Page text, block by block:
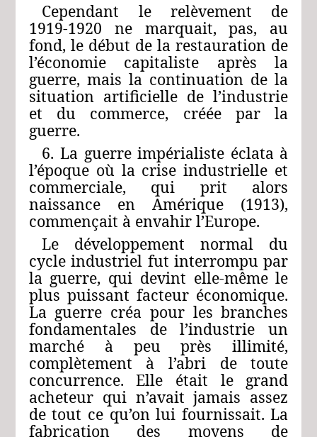
Cependant le relèvement de
1919‑1920 ne marquait, pas, au
fond, le début de la restauration de
l’économie capitaliste après la
guerre, mais la continuation de la
situation artificielle de l’industrie
et du commerce, créée par la
guerre.
6. La guerre impérialiste éclata à
l’époque où la crise industrielle et
commerciale, qui prit alors
naissance en Amérique (1913),
commençait à envahir l’Europe.
Le développement normal du
cycle industriel fut interrompu par
la guerre, qui devint elle-même le
plus puissant facteur économique.
La guerre créa pour les branches
fondamentales de l’industrie un
marché à peu près illimité,
complètement à l’abri de toute
concurrence. Elle était le grand
acheteur qui n’avait jamais assez
de tout ce qu’on lui fournissait. La
fabrication des moyens de